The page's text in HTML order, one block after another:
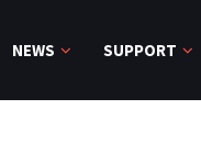
NEWS SUPPORT